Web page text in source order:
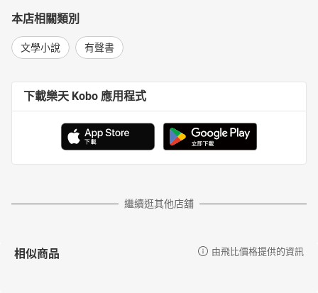
本店相關類別
文學小說 有聲書
下載樂天 Kobo 應用程式
繼續逛其他店舖
相似商品 由飛比價格提供的資訊